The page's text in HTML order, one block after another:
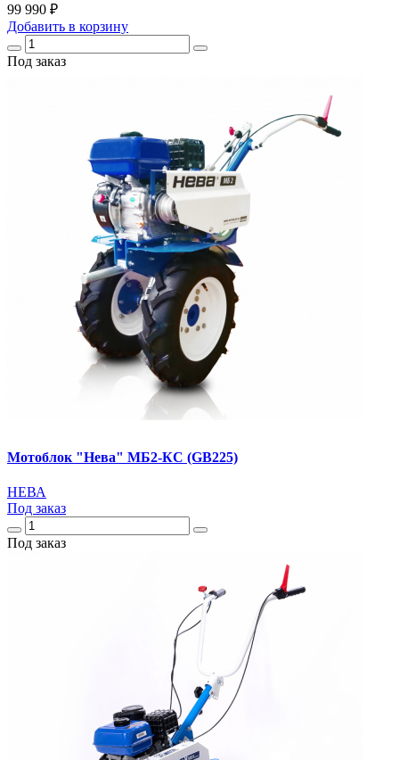
99 990 ₽
Добавить в корзину
Под заказ
Мотоблок "Нева" МБ2-КС (GB225)
НЕВА
Под заказ
Под заказ